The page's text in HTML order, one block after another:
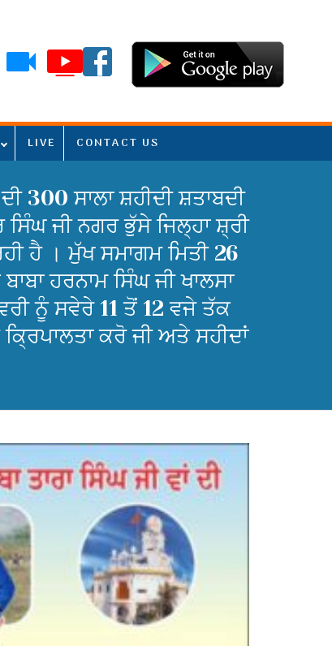
LIVE CONTACT US
300 ਸਾਲਾ ਸ਼ਹੀਦੀ ਸ਼ਤਾਬਦੀ
ਜੀ ਨਗਰ ਭੁੱਸੇ ਜਿਲ੍ਹਾ ਸ਼੍ਰੀ
ਹੈ । ਮੁੱਖ ਸਮਾਗਮ ਮਿਤੀ 26
ਹਰਨਾਮ ਸਿੰਘ ਜੀ ਖਾਲਸਾ
ਨੂੰ ਸਵੇਰੇ 11 ਤੋਂ 12 ਵਜੇ ਤੱਕ
ਕਰੋ ਜੀ ਅਤੇ ਸਹੀਦਾਂ